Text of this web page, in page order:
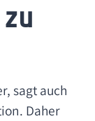
sagt auch
Daher